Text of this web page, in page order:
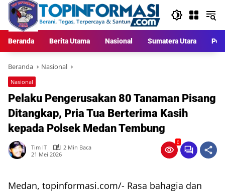
Langsung
konten
Beranda Berita Utama Nasional Sumatera Utara
Beranda Nasional
Nasional
Pelaku Pengerusakan 80 Tanaman Pisang
Ditangkap, Pria Tua Berterima Kasih
kepada Polsek Medan Tembung
Tim IT
2 Min Baca
21 Mei 2026
0
Medan, topinformasi.com/- Rasa bahagia dan